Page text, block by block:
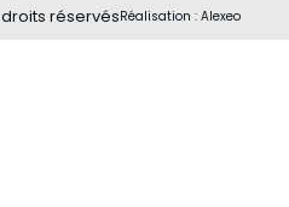
réservésRéalisation : Alexeo